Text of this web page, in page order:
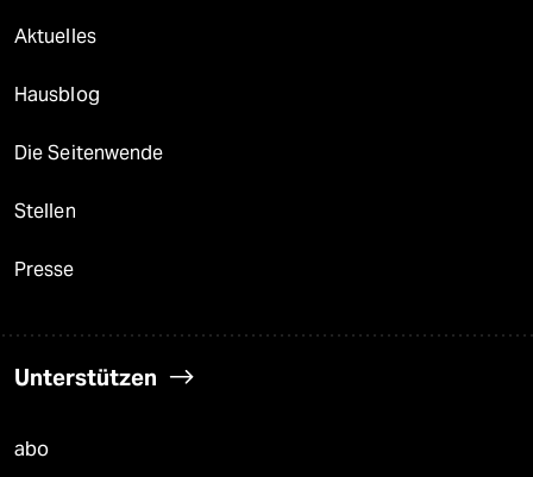
Aktuelles
Hausblog
Die Seitenwende
Stellen
Presse
Unterstützen
abo